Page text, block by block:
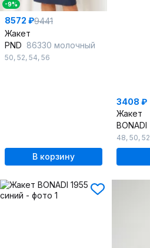
-9%
8572 ₽9441
Жакет
PND 86330 молочный
50, 52, 54, 56
В корзину
3408 ₽
Жакет
BONADI
48, 50, 52